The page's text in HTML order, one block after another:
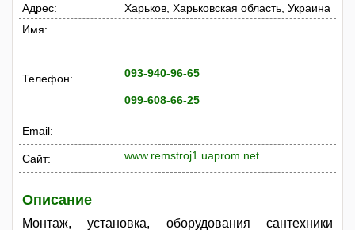
Адрес:
Харьков, Харьковская область, Украина
Имя:
Телефон: 093-940-96-65
099-608-66-25
Email:
Сайт: www.remstroj1.uaprom.net
Описание
Монтаж, установка, оборудования сантехники